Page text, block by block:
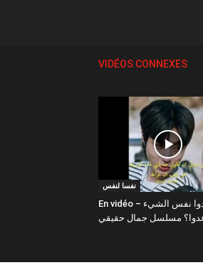
VIDÉOS CONNEXES
نفسا لنفس
En vidéo – انتم ترتدوا نفس الشيء
مسلسل جمال حقيقي